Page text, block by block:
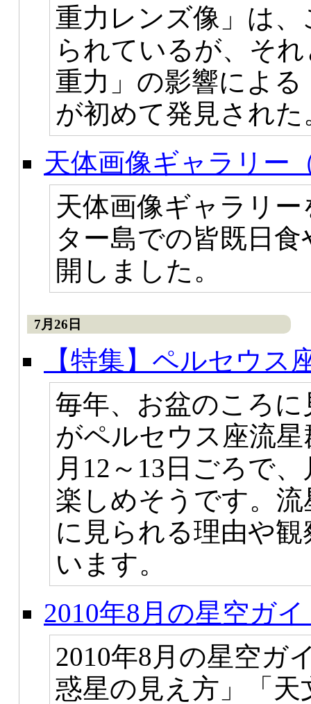
重力レンズ像」は
られているが、そ
重力」の影響によ
が初めて発見された
天体画像ギャラリー
天体画像ギャラリ
ター島での皆既日
開しました。
7月26日
【特集】ペルセウス
毎年、お盆のころ
がペルセウス座流
月12～13日ごろで
楽しめそうです。
に見られる理由や
います。
2010年8月の星空ガ
2010年8月の星空ガ
惑星の見え方」「